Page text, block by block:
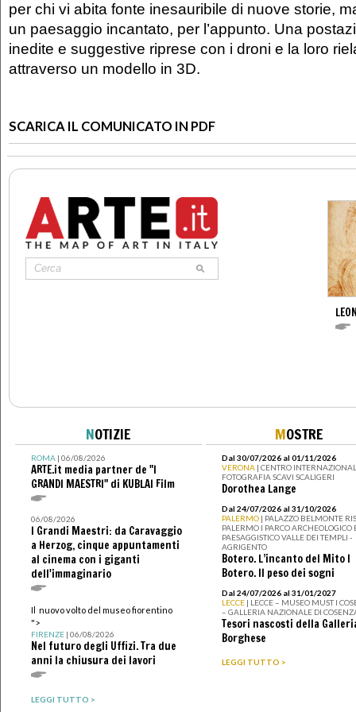
per chi vi abita fonte inesauribile di nuove storie,
un paesaggio incantato, per l’appunto. Una
inedite e suggestive riprese con i droni e la loro
attraverso un modello in 3D.
SCARICA IL COMUNICATO IN PDF
NOTIZIE
ROMA| 06/08/2026
ARTE.it media partner de "I
GRANDI MAESTRI" di KUBLAI Film
06/08/2026
I Grandi Maestri: da Caravaggio
a Herzog, cinque appuntamenti
al cinema con i giganti
dell'immaginario
Il nuovo volto del museo fiorentino
">
FIRENZE| 06/08/2026
Nel futuro degli Uffizi. Tra due
anni la chiusura dei lavori
LEGGI TUTTO >
MOSTRE
Dal 30/07/2026 al 01/11/2026
VERONA | CENTRO
FOTOGRAFIA SCAVI SCALIGERI
Dorothea Lange
Dal 24/07/2026 al 31/10/2026
PALERMO | PALAZZO BELMONTE
PALERMO I PARCO ARCHEOLOGICO
PAESAGGISTICO VALLE DEI TEMPLI -
AGRIGENTO
Botero. L’incanto del Mito I
Botero. Il peso dei sogni
Dal 24/07/2026 al 31/01/2027
LECCE | LECCE – MUSEO MUST I
– GALLERIA NAZIONALE DI
Tesori nascosti della
Borghese
LEGGI TUTTO >